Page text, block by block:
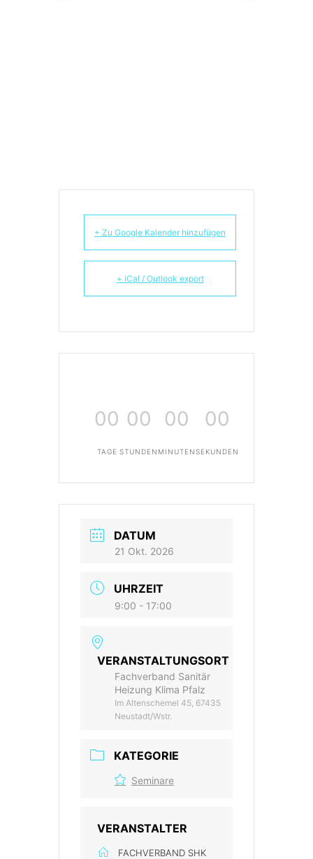
+ Zu Google Kalender hinzufügen
+ iCal / Outlook export
00
TAGE
00
STUNDEN
00
MINUTEN
00
SEKUNDEN
DATUM
21 Okt. 2026
UHRZEIT
9:00 - 17:00
VERANSTALTUNGSORT
Fachverband Sanitär
Heizung Klima Pfalz
Im Altenschemel 45, 67435
Neustadt/Wstr.
KATEGORIE
Seminare
VERANSTALTER
FACHVERBAND SHK